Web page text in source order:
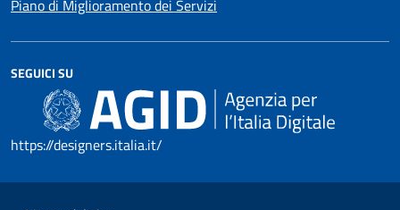
Piano di Miglioramento dei Servizi
SEGUICI SU
https://designers.italia.it/